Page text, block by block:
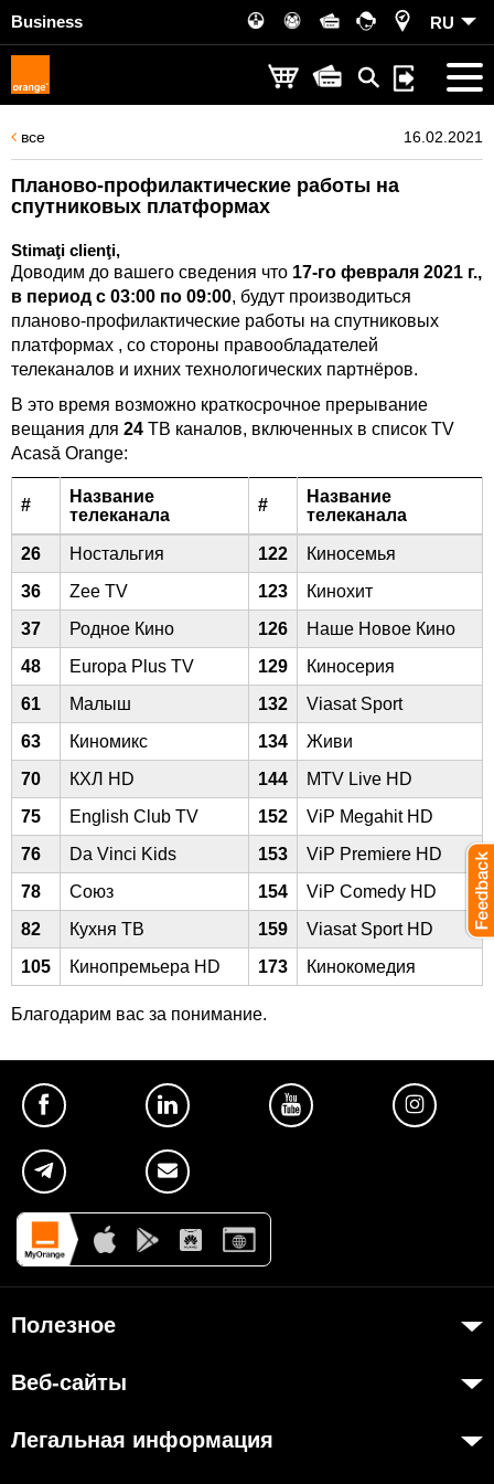
Business RU
все 16.02.2021
Планово-профилактические работы на
спутниковых платформах
Stimaţi clienţi,
Доводим до вашего сведения что 17-го февраля 2021 г.,
в период с 03:00 по 09:00, будут производиться
планово-профилактические работы на спутниковых
платформах , со стороны правообладателей
телеканалов и ихних технологических партнёров.
В это время возможно краткосрочное прерывание
вещания для 24 ТВ каналов, включенных в список TV
Acasă Orange:
#
Название
телеканала
#
Название
телеканала
26 Ностальгия 122
Киносемья
36
Zee TV 123
Кинохит
37
Родное Кино 126
Наше Новое Кино
48
Europa Plus TV 129
Киносерия
61
Малыш 132
Viasat Sport
63
Киномикс 134
Живи
70
КХЛ HD 144
MTV Live HD
75
English Club TV 152
ViP Megahit HD
76
Da Vinci Kids 153
ViP Premiere HD
78
Союз 154
ViP Comedy HD
82
Кухня ТВ 159
Viasat Sport HD
105
Кинопремьера HD 173 Кинокомедия
Благодарим вас за понимание.
Полезное
Код этики
Веб-сайты
Легальная информация